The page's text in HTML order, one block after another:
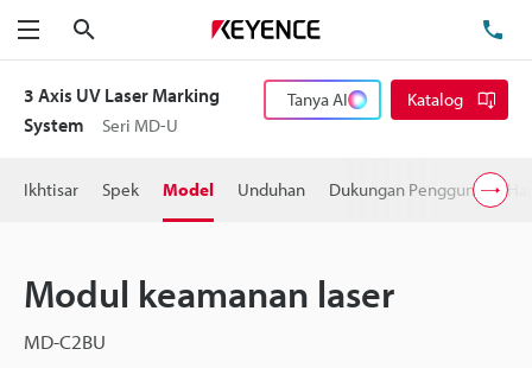
Menu
3 Axis UV Laser Marking
System
Seri MD-U
Tanya AI Katalog
Ikhtisar Spek Model Unduhan Dukungan Pengguna
Modul keamanan laser
MD-C2BU